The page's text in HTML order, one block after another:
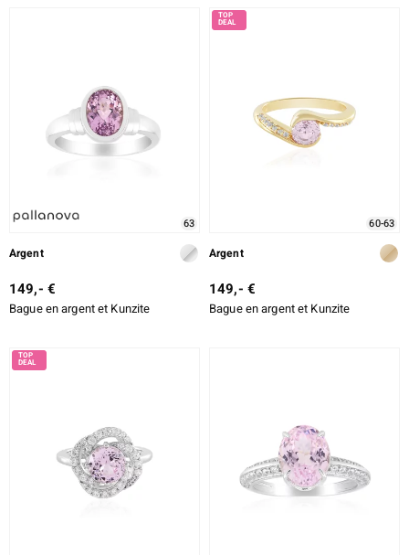
63
Argent
149,- €
Bague en argent et Kunzite
60-63
Argent
149,- €
Bague en argent et Kunzite